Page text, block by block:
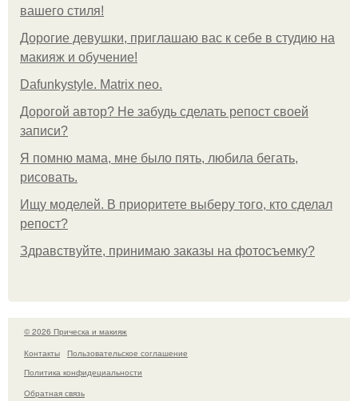
вашего стиля!
Дорогие девушки, приглашаю вас к себе в студию на
макияж и обучение!
Dafunkystyle. Matrix neo.
Дорогой автор? Не забудь сделать репост своей
записи?
Я помню мама, мне было пять, любила бегать,
рисовать.
Ищу моделей. В приоритете выберу того, кто сделал
репост?
Здравствуйте, принимаю заказы на фотосъемку?
© 2026 Прическа и макияж
Контакты
Пользовательское соглашение
Политика конфидециальности
Обратная связь